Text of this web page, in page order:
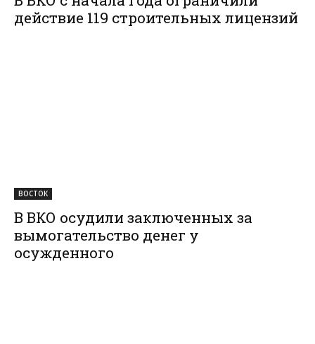
действие 119 строительных лицензий
ВОСТОК
В ВКО осудили заключенных за
вымогательство денег у
осужденного